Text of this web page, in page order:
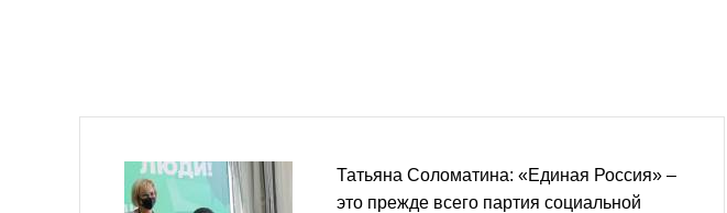
Татьяна Соломатина: «Единая Россия» –
это прежде всего партия социальной